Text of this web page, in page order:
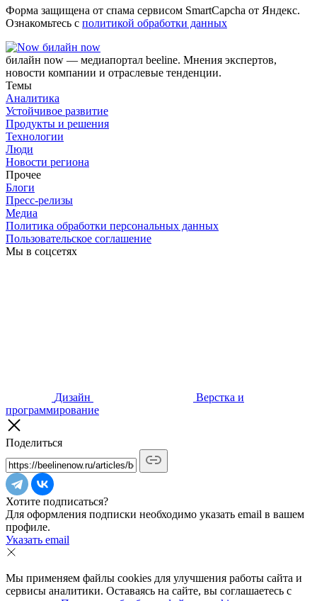
Форма защищена от спама сервисом SmartCapcha от Яндекс.
Ознакомьтесь с политикой обработки данных
билайн now
билайн now — медиапортал beeline. Мнения экспертов,
новости компании и отраслевые тенденции.
Темы
Аналитика
Устойчивое развитие
Продукты и решения
Технологии
Люди
Новости региона
Прочее
Блоги
Пресс-релизы
Медиа
Политика обработки персональных данных
Пользовательское соглашение
Мы в соцсетях
Дизайн
Верстка и
программирование
Поделиться
Хотите подписаться?
Для оформления подписки необходимо указать email в вашем
профиле.
Указать email
Мы применяем файлы cookies для улучшения работы сайта и
сервисы аналитики. Оставаясь на сайте, вы соглашаетесь с